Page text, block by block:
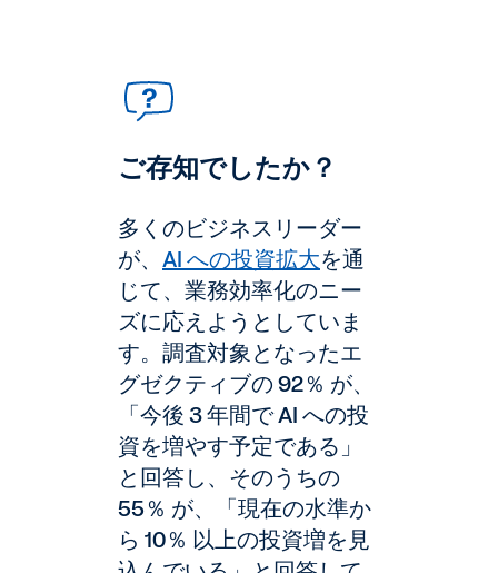
ご存知でしたか？
多くのビジネスリーダー
が、 AI への投資拡大を通
じて、業務効率化のニー
ズに応えようとしていま
す。調査対象となったエ
グゼクティブの 92％ が、
「今後 3 年間で AI への投
資を増やす予定である」
と回答し、そのうちの
55％ が、「現在の水準か
ら 10％ 以上の投資増を見